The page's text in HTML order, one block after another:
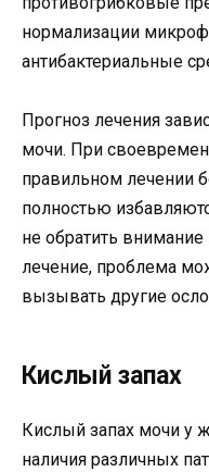
нормализации
антибактериальные
Прогноз лечения
мочи. При
правильном лечении
полностью
не обратить
лечение, проблема
вызывать другие
Кислый запах
Кислый запах мочи у
наличия различных